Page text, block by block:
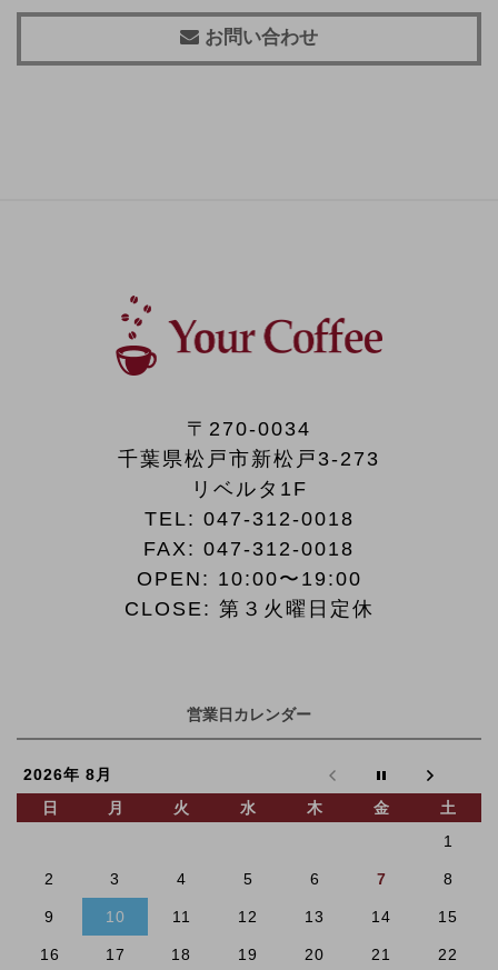
お問い合わせ
〒270-0034
千葉県松戸市新松戸3-273
リベルタ1F
TEL: 047-312-0018
FAX: 047-312-0018
OPEN: 10:00〜19:00
CLOSE: 第３火曜日定休
営業日カレンダー
2026年 8月
日
月 火 水 木 金
土
1
2 3 4 5 6 7 8
9 10 11 12 13 14 15
16 17 18 19 20 21 22